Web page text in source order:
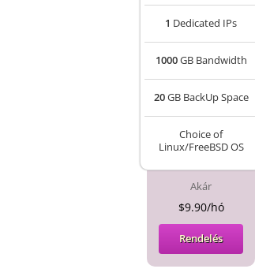
1 Dedicated IPs
1000GB Bandwidth
20GB BackUp Space
Choice of
Linux/FreeBSD OS
Akár
$9.90/hó
Rendelés